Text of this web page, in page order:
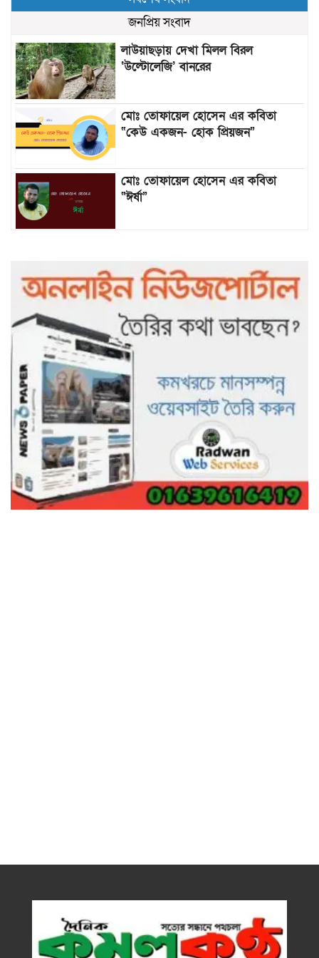
জনপ্রিয় সংবাদ
লাউয়াছড়ায় দেখা মিলল বিরল
‘উল্টোলেজি’ বানরের
মোঃ তোফায়েল হোসেন এর কবিতা
“কেউ একজন- হোক প্রিয়জন”
মোঃ তোফায়েল হোসেন এর কবিতা
“ঈর্ষা”
আটকে পড়া ১০ পর্যটককে উদ্ধার করল
পুলিশ ও ফায়ার সার্ভিস
গাছ না কেটে আমাদের পুড়িয়ে মারলে
ভালো হতো’: বন বিভাগের নিষ্ঠুরতায়
নিঃস্ব কৃষক